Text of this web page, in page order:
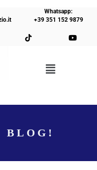
Whatsapp:
+39 351 152 9879
BLOG!